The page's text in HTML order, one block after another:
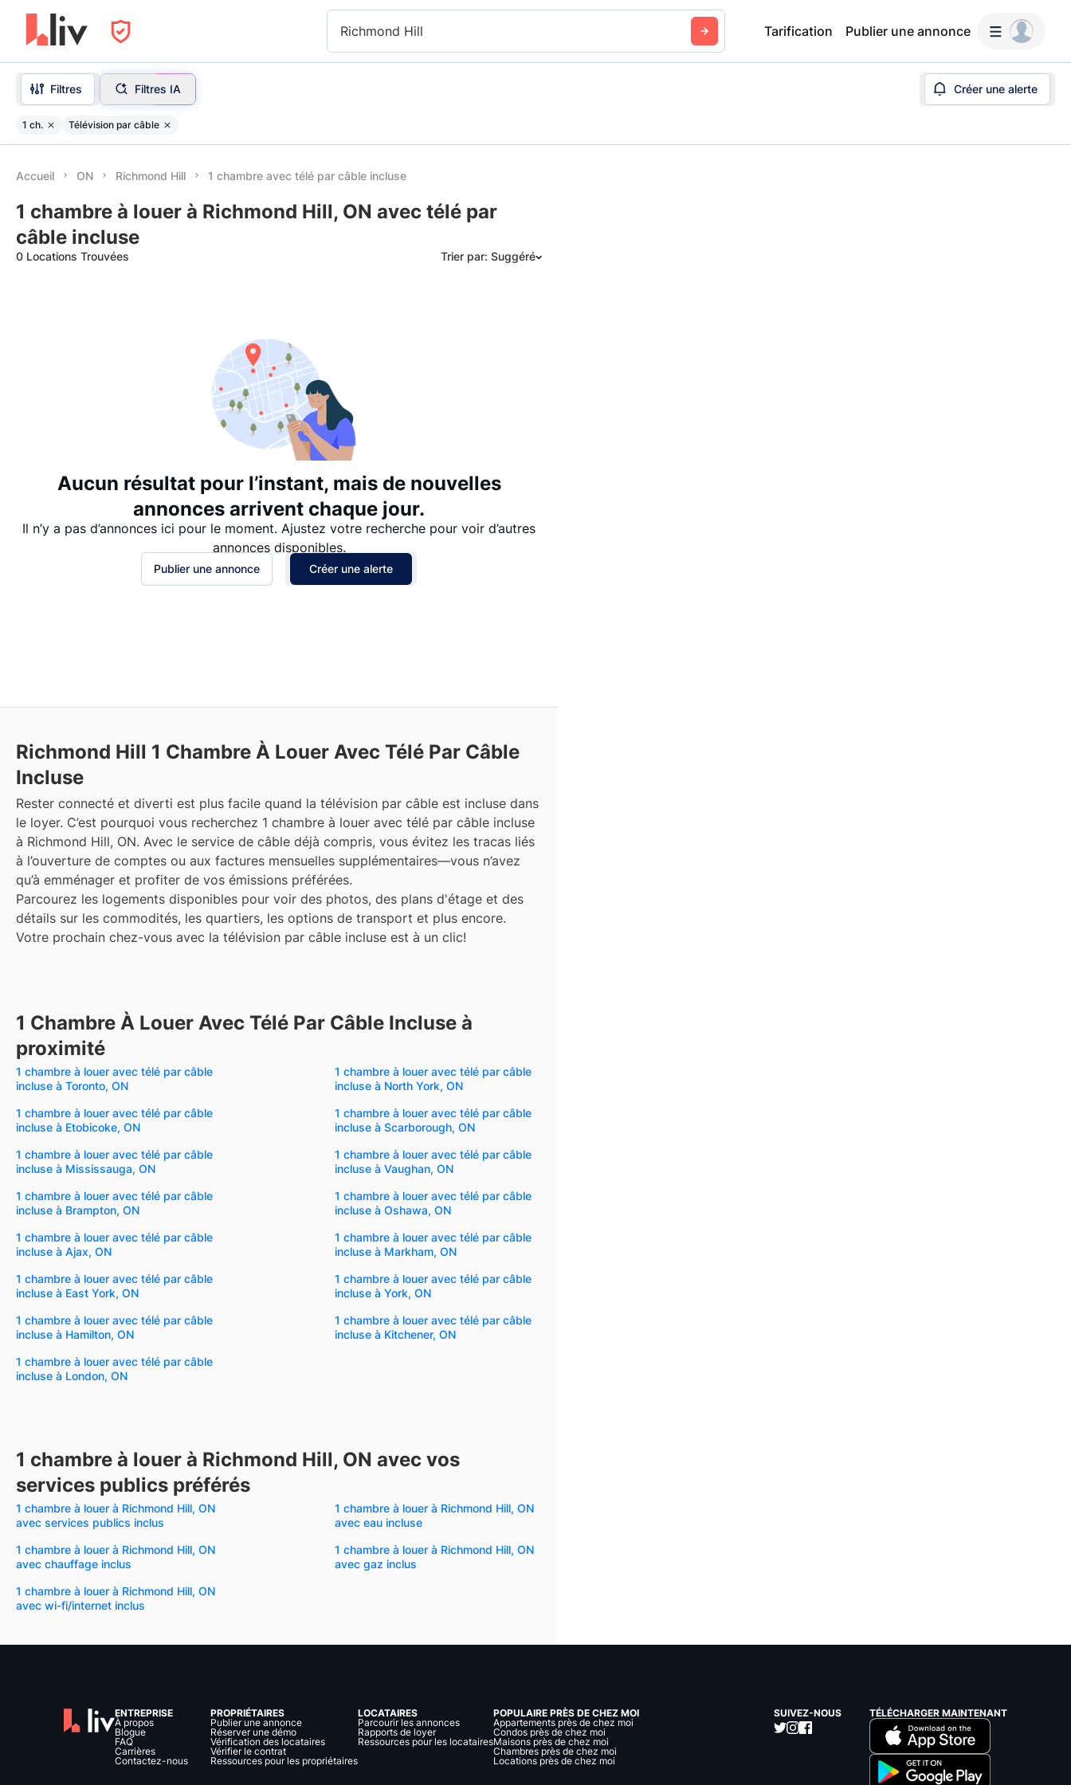
Richmond Hill Tarification Publier une annonce
Filtres Filtres IA Créer une alerte
1 ch. Télévision par câble
Accueil ON Richmond Hill 1 chambre avec télé par câble incluse
1 chambre à louer à Richmond Hill, ON avec télé par
câble incluse
0 Locations Trouvées Trier par: Suggéré
Aucun résultat pour l’instant, mais de nouvelles
annonces arrivent chaque jour.
Il n’y a pas d’annonces ici pour le moment. Ajustez votre recherche pour voir d’autres
annonces disponibles.
Publier une annonce Créer une alerte
Richmond Hill 1 Chambre À Louer Avec Télé Par Câble
Incluse
Rester connecté et diverti est plus facile quand la télévision par câble est incluse dans
le loyer. C’est pourquoi vous recherchez 1 chambre à louer avec télé par câble incluse
à Richmond Hill, ON. Avec le service de câble déjà compris, vous évitez les tracas liés
à l’ouverture de comptes ou aux factures mensuelles supplémentaires—vous n’avez
qu’à emménager et profiter de vos émissions préférées.
Parcourez les logements disponibles pour voir des photos, des plans d'étage et des
détails sur les commodités, les quartiers, les options de transport et plus encore.
Votre prochain chez-vous avec la télévision par câble incluse est à un clic!
1 Chambre À Louer Avec Télé Par Câble Incluse à
proximité
1 chambre à louer avec télé par câble
incluse à Toronto, ON
1 chambre à louer avec télé par câble
incluse à North York, ON
1 chambre à louer avec télé par câble
incluse à Etobicoke, ON
1 chambre à louer avec télé par câble
incluse à Scarborough, ON
1 chambre à louer avec télé par câble
incluse à Mississauga, ON
1 chambre à louer avec télé par câble
incluse à Vaughan, ON
1 chambre à louer avec télé par câble
incluse à Brampton, ON
1 chambre à louer avec télé par câble
incluse à Oshawa, ON
1 chambre à louer avec télé par câble
incluse à Ajax, ON
1 chambre à louer avec télé par câble
incluse à Markham, ON
1 chambre à louer avec télé par câble
incluse à East York, ON
1 chambre à louer avec télé par câble
incluse à York, ON
1 chambre à louer avec télé par câble
incluse à Hamilton, ON
1 chambre à louer avec télé par câble
incluse à Kitchener, ON
1 chambre à louer avec télé par câble
incluse à London, ON
1 chambre à louer à Richmond Hill, ON avec vos
services publics préférés
1 chambre à louer à Richmond Hill, ON
avec services publics inclus
1 chambre à louer à Richmond Hill, ON
avec eau incluse
1 chambre à louer à Richmond Hill, ON
avec chauffage inclus
1 chambre à louer à Richmond Hill, ON
avec gaz inclus
1 chambre à louer à Richmond Hill, ON
avec wi-fi/internet inclus
ENTREPRISE
À propos
Blogue
FAQ
Carrières
Contactez-nous
PROPRIÉTAIRES
Publier une annonce
Réserver une démo
Vérification des locataires
Vérifier le contrat
Ressources pour les propriétaires
LOCATAIRES
Parcourir les annonces
Rapports de loyer
Ressources pour les locataires
POPULAIRE PRÈS DE CHEZ MOI
Appartements près de chez moi
Condos près de chez moi
Maisons près de chez moi
Chambres près de chez moi
Locations près de chez moi
SUIVEZ-NOUS TÉLÉCHARGER MAINTENANT